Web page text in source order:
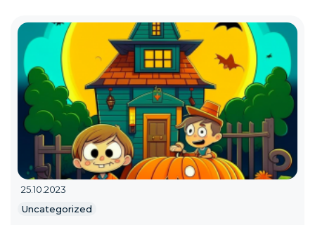
25.10.2023
Uncategorized